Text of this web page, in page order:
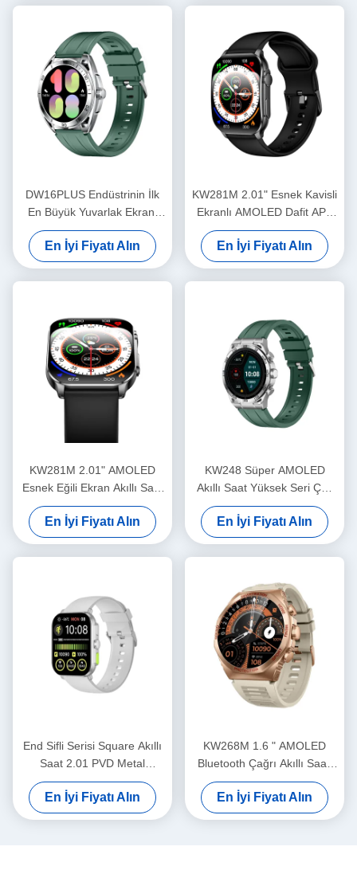
DW16PLUS Endüstrinin İlk
En Büyük Yuvarlak Ekranı
1.6 " AMOLED Saat
En İyi Fiyatı Alın
KW281M 2.01" Esnek Kavisli
Ekranlı AMOLED Dafit APP
ve Metal Bezel ile Akıllı Saat
En İyi Fiyatı Alın
KW281M 2.01" AMOLED
Esnek Eğili Ekran Akıllı Saat
PVD Metal Çerçeve
En İyi Fiyatı Alın
KW248 Süper AMOLED
Akıllı Saat Yüksek Seri Çok
Fonksiyonlu BT Arama
Modeli
En İyi Fiyatı Alın
End Sifli Serisi Square Akıllı
Saat 2.01 PVD Metal
Çerçeve ve 300mAh Pil
En İyi Fiyatı Alın
KW268M 1.6 " AMOLED
Bluetooth Çağrı Akıllı Saati
Büyük Yuvarlak Ekran
En İyi Fiyatı Alın